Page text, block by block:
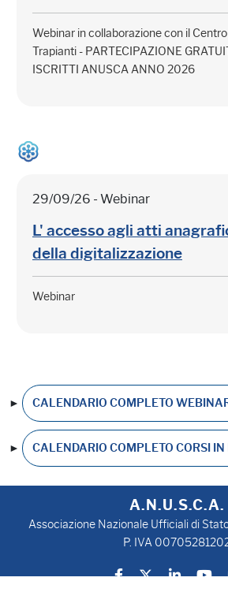
Webinar in collaborazione con il
Trapianti - PARTECIPAZIONE
ISCRITTI ANUSCA ANNO 2026
29/09/26 - Webinar
L' accesso agli atti
della digitalizzazione
Webinar
► CALENDARIO COMPLETO
► CALENDARIO COMPLETO CORSI IN
A.N.U.S.C.A.
Associazione Nazionale Ufficiali di
P. IVA